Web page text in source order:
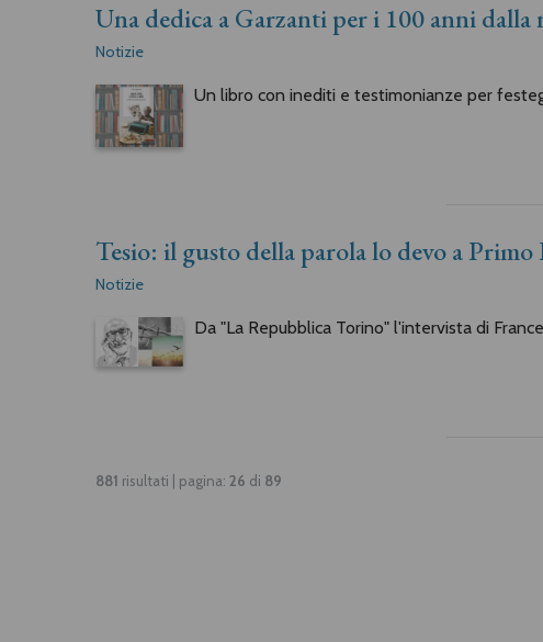
Una dedica a Garzanti per i 100 anni dalla
Notizie
Un libro con inediti e testimonianze per
Tesio: il gusto della parola lo devo a Primo
Notizie
Da "La Repubblica Torino" l'intervista di
881 risultati | pagina: 26 di 89